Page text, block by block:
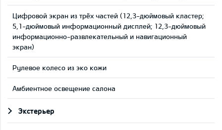
Цифровой экран из трёх частей (12,3-дюймовый кластер;
5,1-дюймовый информационный дисплей; 12,3-дюймовый
информационно-развлекательный и навигационный
экран)
Рулевое колесо из эко кожи
Aмбиентное освещение салона
Экстерьер